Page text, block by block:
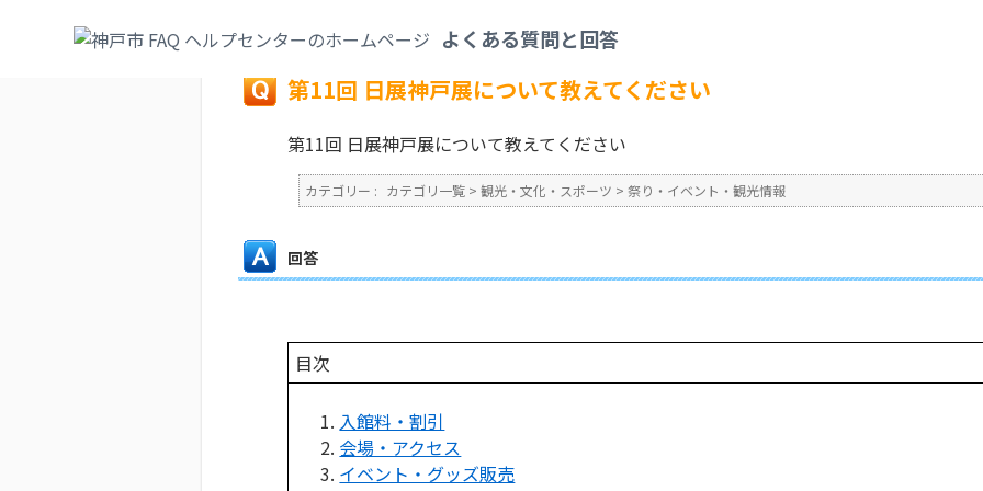
よくある質問と回答
戻る
第11回 日展神戸展について教えてください
第11回 日展神戸展について教えてください
カテゴリー : カテゴリ一覧 > 観光・文化・スポーツ > 祭り・イベント・観光情報
回答
目次
入館料・割引
会場・アクセス
イベント・グッズ販売